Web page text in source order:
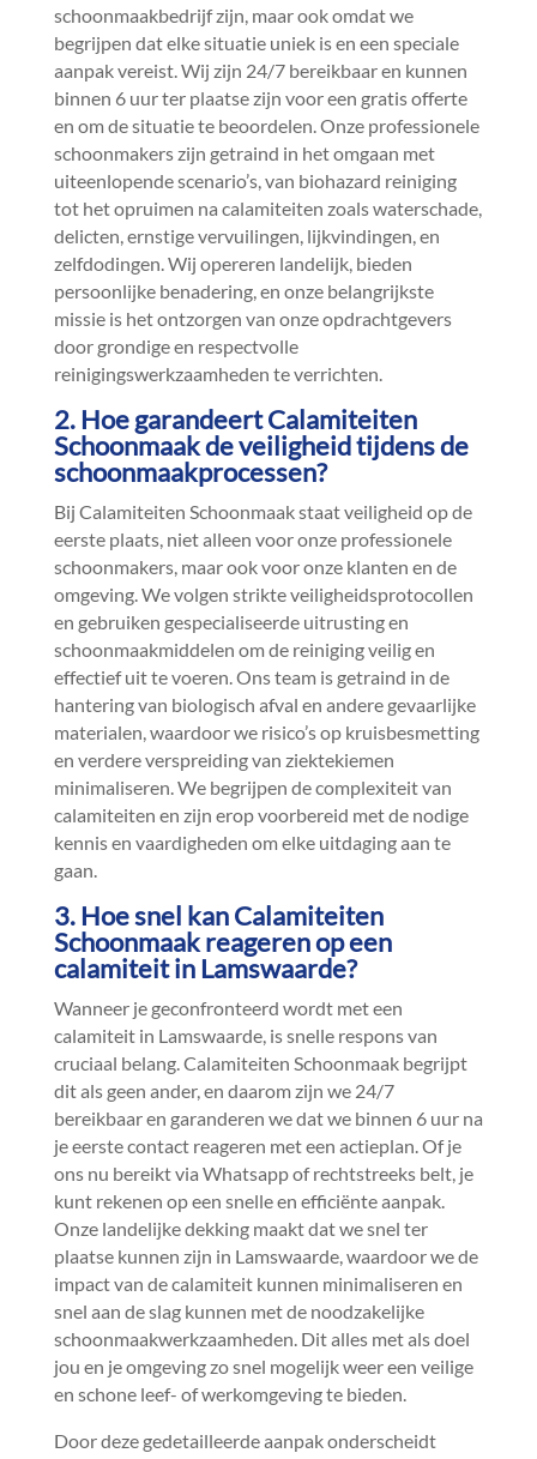
schoonmaakbedrijf zijn, maar ook omdat we
begrijpen dat elke situatie uniek is en een speciale
aanpak vereist.​ Wij zijn 24/7 bereikbaar en kunnen
binnen 6 uur ter plaatse zijn voor een gratis offerte
en om de situatie te beoordelen.​ Onze professionele
schoonmakers zijn getraind in het omgaan met
uiteenlopende scenario’s, van biohazard reiniging
tot het opruimen na calamiteiten zoals waterschade,
delicten, ernstige vervuilingen, lijkvindingen, en
zelfdodingen.​ Wij opereren landelijk, bieden
persoonlijke benadering, en onze belangrijkste
missie is het ontzorgen van onze opdrachtgevers
door grondige en respectvolle
reinigingswerkzaamheden te verrichten.​
2.​ Hoe garandeert Calamiteiten
Schoonmaak de veiligheid tijdens de
schoonmaakprocessen?
Bij Calamiteiten Schoonmaak staat veiligheid op de
eerste plaats, niet alleen voor onze professionele
schoonmakers, maar ook voor onze klanten en de
omgeving.​ We volgen strikte veiligheidsprotocollen
en gebruiken gespecialiseerde uitrusting en
schoonmaakmiddelen om de reiniging veilig en
effectief uit te voeren.​ Ons team is getraind in de
hantering van biologisch afval en andere gevaarlijke
materialen, waardoor we risico’s op kruisbesmetting
en verdere verspreiding van ziektekiemen
minimaliseren.​ We begrijpen de complexiteit van
calamiteiten en zijn erop voorbereid met de nodige
kennis en vaardigheden om elke uitdaging aan te
gaan.​
3.​ Hoe snel kan Calamiteiten
Schoonmaak reageren op een
calamiteit in Lamswaarde?
Wanneer je geconfronteerd wordt met een
calamiteit in Lamswaarde, is snelle respons van
cruciaal belang.​ Calamiteiten Schoonmaak begrijpt
dit als geen ander, en daarom zijn we 24/7
bereikbaar en garanderen we dat we binnen 6 uur na
je eerste contact reageren met een actieplan.​ Of je
ons nu bereikt via Whatsapp of rechtstreeks belt, je
kunt rekenen op een snelle en efficiënte aanpak.​
Onze landelijke dekking maakt dat we snel ter
plaatse kunnen zijn in Lamswaarde, waardoor we de
impact van de calamiteit kunnen minimaliseren en
snel aan de slag kunnen met de noodzakelijke
schoonmaakwerkzaamheden.​ Dit alles met als doel
jou en je omgeving zo snel mogelijk weer een veilige
en schone leef- of werkomgeving te bieden.​
Door deze gedetailleerde aanpak onderscheidt